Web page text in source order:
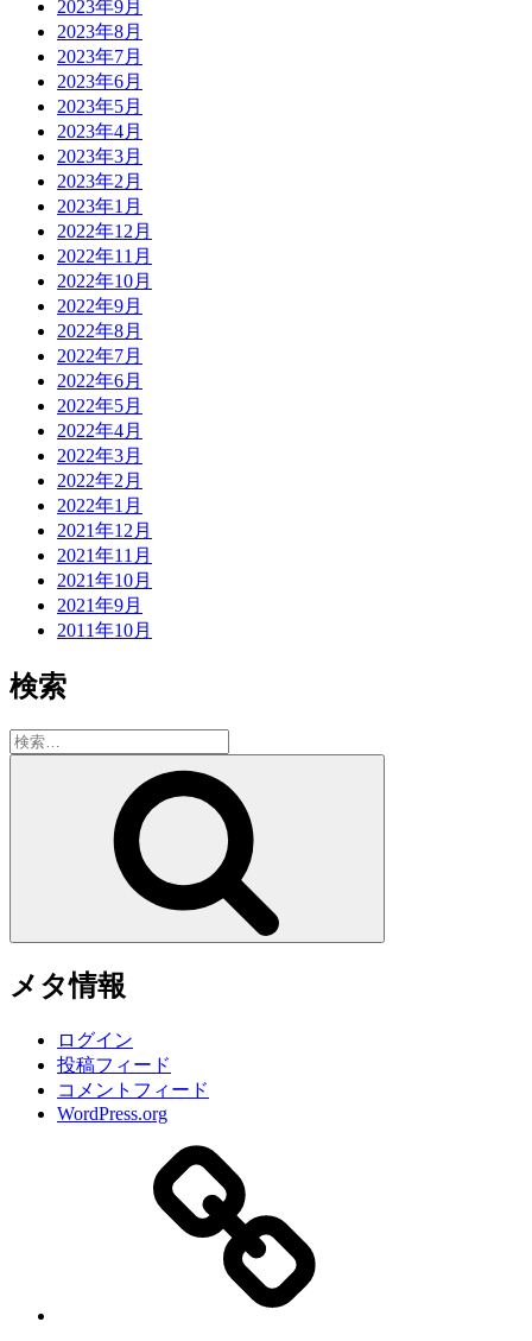
2023年9月
2023年8月
2023年7月
2023年6月
2023年5月
2023年4月
2023年3月
2023年2月
2023年1月
2022年12月
2022年11月
2022年10月
2022年9月
2022年8月
2022年7月
2022年6月
2022年5月
2022年4月
2022年3月
2022年2月
2022年1月
2021年12月
2021年11月
2021年10月
2021年9月
2011年10月
検索
検
索:
メタ情報
ログイン
投稿フィード
コメントフィード
WordPress.org